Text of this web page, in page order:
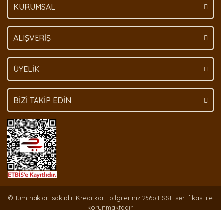
KURUMSAL
ALIŞVERİŞ
ÜYELİK
BİZİ TAKİP EDİN
© Tüm hakları saklıdır. Kredi kartı bilgileriniz 256bit SSL sertifikası ile
korunmaktadır.